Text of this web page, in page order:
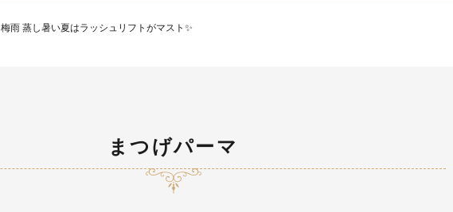
梅雨 蒸し暑い夏はラッシュリフトがマスト✨
まつげパーマ